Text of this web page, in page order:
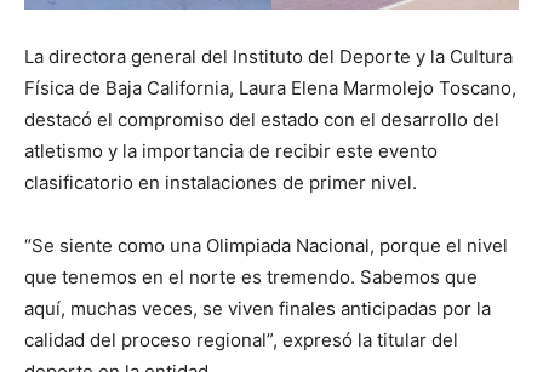
La directora general del Instituto del Deporte y la Cultura
Física de Baja California, Laura Elena Marmolejo Toscano,
destacó el compromiso del estado con el desarrollo del
atletismo y la importancia de recibir este evento
clasificatorio en instalaciones de primer nivel.
“Se siente como una Olimpiada Nacional, porque el nivel
que tenemos en el norte es tremendo. Sabemos que
aquí, muchas veces, se viven finales anticipadas por la
calidad del proceso regional”, expresó la titular del